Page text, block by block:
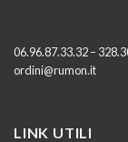
06.96.87.33.32 –
ordini@rumon.it
LINK UTILI